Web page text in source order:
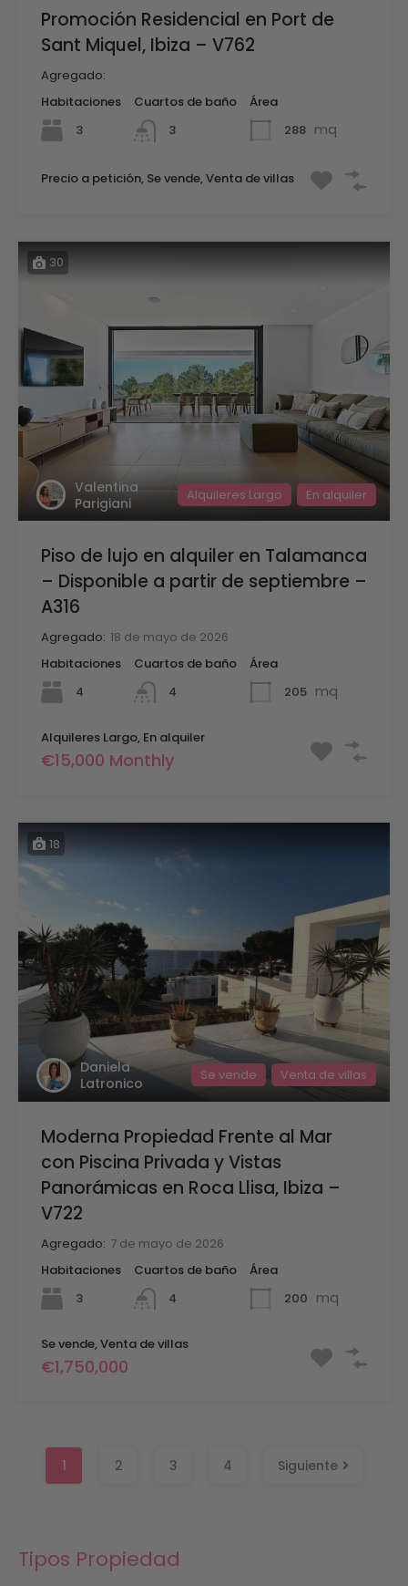
Promoción Residencial en Port de
Sant Miquel, Ibiza – V762
Agregado:
Habitaciones
3
Cuartos de baño
3
Área
288 mq
Precio a petición, Se vende, Venta de villas
30
Valentina
Parigiani
Alquileres Largo En alquiler
Piso de lujo en alquiler en Talamanca
– Disponible a partir de septiembre –
A316
Agregado: 18 de mayo de 2026
Habitaciones
4
Cuartos de baño
4
Área
205 mq
Alquileres Largo, En alquiler
€15,000 Monthly
18
Daniela
Latronico
Se vende Venta de villas
Moderna Propiedad Frente al Mar
con Piscina Privada y Vistas
Panorámicas en Roca Llisa, Ibiza –
V722
Agregado: 7 de mayo de 2026
Habitaciones
3
Cuartos de baño
4
Área
200 mq
Se vende, Venta de villas
€1,750,000
1 2 3 4 Siguiente
Tipos Propiedad